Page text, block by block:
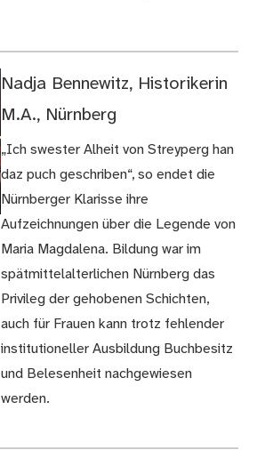
Nadja Bennewitz, Historikerin
M.A., Nürnberg
„Ich swester Alheit von Streyperg han
daz puch geschriben“, so endet die
Nürnberger Klarisse ihre
Aufzeichnungen über die Legende von
Maria Magdalena. Bildung war im
spätmittelalterlichen Nürnberg das
Privileg der gehobenen Schichten,
auch für Frauen kann trotz fehlender
institutioneller Ausbildung Buchbesitz
und Belesenheit nachgewiesen
werden.